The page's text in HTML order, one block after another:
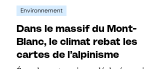
Dans le massif du Mont-
Blanc, le climat rebat les
cartes de l’alpinisme
Environnement